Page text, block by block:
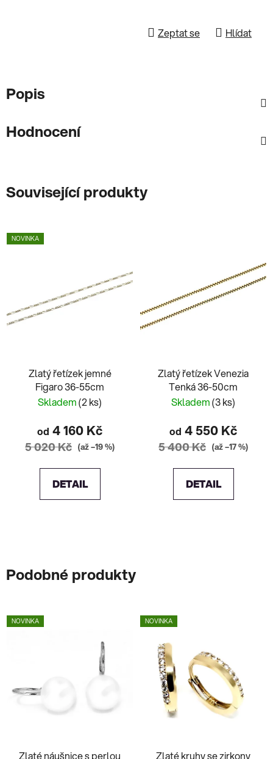
Zeptat se Hlídat
Popis
Hodnocení
Související produkty
NOVINKA
Zlatý řetízek jemné
Figaro 36-55cm
Skladem(2 ks)
od 4 160 Kč
5 020 Kč (až –19 %)
DETAIL
Zlatý řetízek Venezia
Tenká 36-50cm
Skladem(3 ks)
od 4 550 Kč
5 400 Kč (až –17 %)
DETAIL
Podobné produkty
NOVINKA
Zlaté náušnice s perlou
NOVINKA
Zlaté kruhy se zirkony